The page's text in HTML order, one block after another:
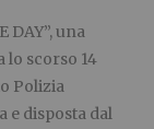
DAY”, una
scorso 14
Polizia
e disposta dal